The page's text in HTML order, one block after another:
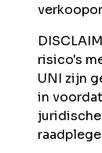
risico's
UNI zijn
in